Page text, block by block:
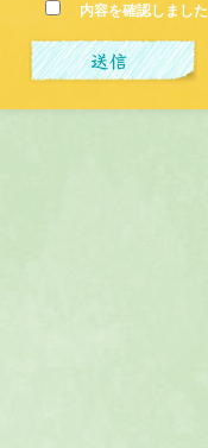
内容を確認しました